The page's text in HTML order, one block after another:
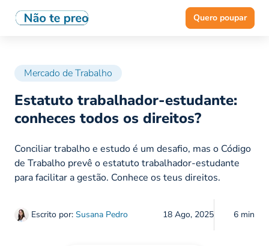
Quero poupar
Mercado de Trabalho
Estatuto trabalhador-estudante:
conheces todos os direitos?
Escrito por: Susana Pedro 18 Ago, 2025 6 min
Conciliar trabalho e estudo é um desafio, mas o Código
de Trabalho prevê o estatuto trabalhador-estudante
para facilitar a gestão. Conhece os teus direitos.